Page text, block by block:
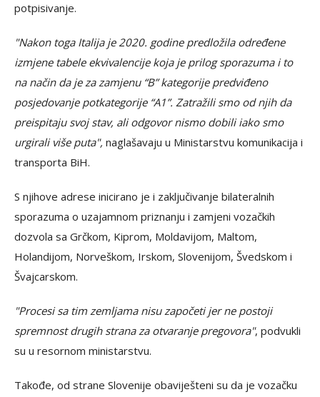
potpisivanje.
"Nakon toga Italija je 2020. godine predložila određene
izmjene tabele ekvivalencije koja je prilog sporazuma i to
na način da je za zamjenu “B” kategorije predviđeno
posjedovanje potkategorije “A1”. Zatražili smo od njih da
preispitaju svoj stav, ali odgovor nismo dobili iako smo
urgirali više puta", naglašavaju u Ministarstvu komunikacija i
transporta BiH.
S njihove adrese inicirano je i zaključivanje bilateralnih
sporazuma o uzajamnom priznanju i zamjeni vozačkih
dozvola sa Grčkom, Kiprom, Moldavijom, Maltom,
Holandijom, Norveškom, Irskom, Slovenijom, Švedskom i
Švajcarskom.
"Procesi sa tim zemljama nisu započeti jer ne postoji
spremnost drugih strana za otvaranje pregovora", podvukli
su u resornom ministarstvu.
Takođe, od strane Slovenije obaviješteni su da je vozačku